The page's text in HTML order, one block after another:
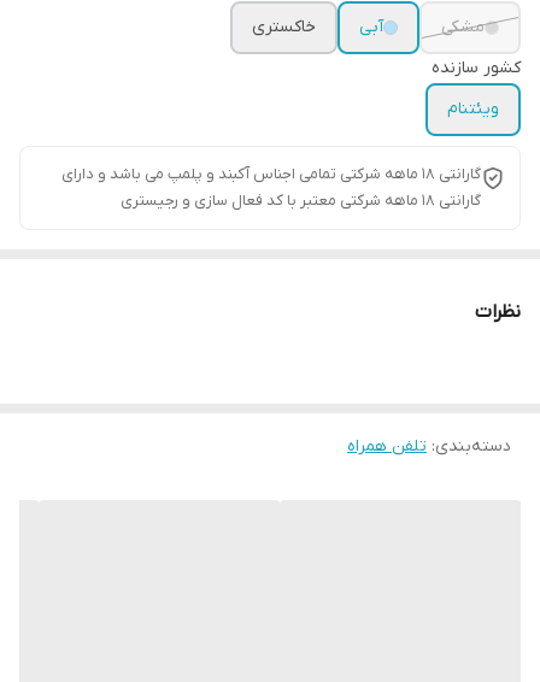
مشکی
آبی
خاکستری
کشور سازنده
ویئتنام
گارانتی ۱۸ ماهه شرکتی تمامی اجناس آکبند و پلمپ می باشد و دارای
گارانتی ۱۸ ماهه شرکتی معتبر با کد فعال سازی و رجیستری
نظرات
دسته‌بندی: تلفن همراه